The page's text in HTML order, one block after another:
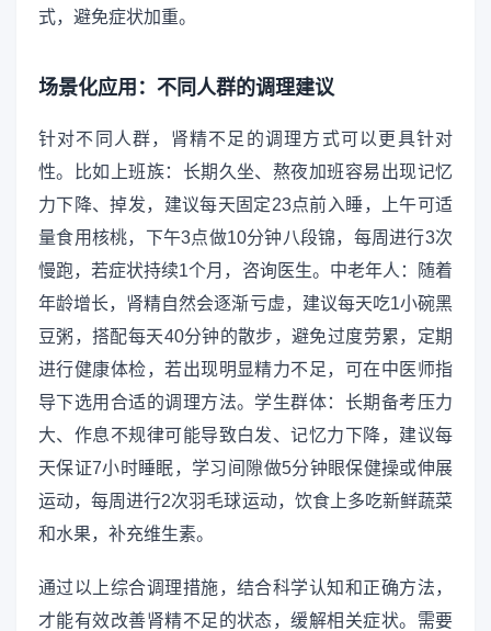
式，避免症状加重。
场景化应用：不同人群的调理建议
针对不同人群，肾精不足的调理方式可以更具针对
性。比如上班族：长期久坐、熬夜加班容易出现记忆
力下降、掉发，建议每天固定23点前入睡，上午可适
量食用核桃，下午3点做10分钟八段锦，每周进行3次
慢跑，若症状持续1个月，咨询医生。中老年人：随着
年龄增长，肾精自然会逐渐亏虚，建议每天吃1小碗黑
豆粥，搭配每天40分钟的散步，避免过度劳累，定期
进行健康体检，若出现明显精力不足，可在中医师指
导下选用合适的调理方法。学生群体：长期备考压力
大、作息不规律可能导致白发、记忆力下降，建议每
天保证7小时睡眠，学习间隙做5分钟眼保健操或伸展
运动，每周进行2次羽毛球运动，饮食上多吃新鲜蔬菜
和水果，补充维生素。
通过以上综合调理措施，结合科学认知和正确方法，
才能有效改善肾精不足的状态，缓解相关症状。需要